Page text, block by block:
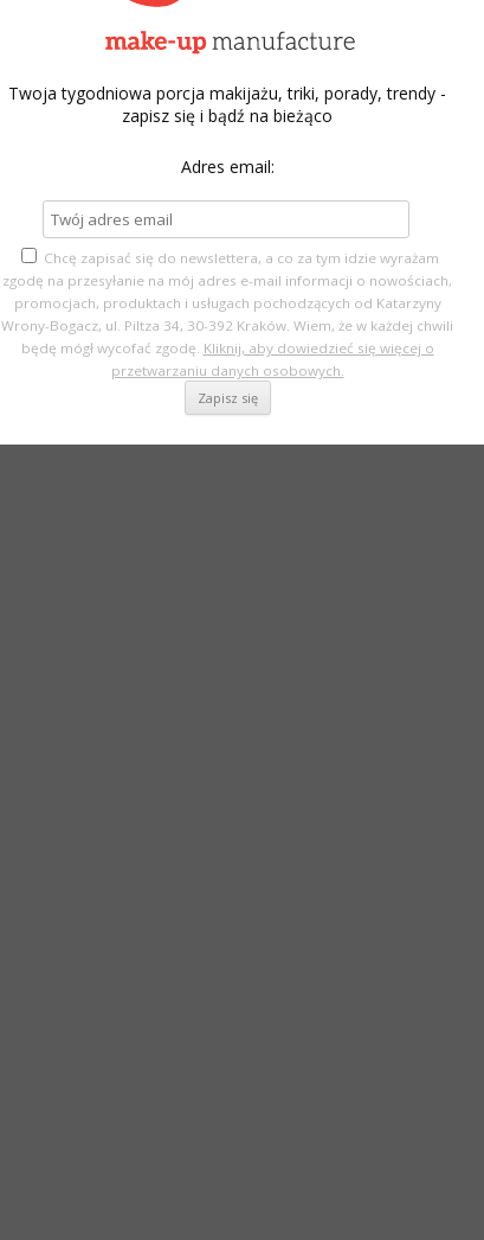
Twoja tygodniowa porcja makijażu, triki, porady, trendy -
zapisz się i bądź na bieżąco
Adres email:
Chcę zapisać się do newslettera, a co za tym idzie wyrażam
zgodę na przesyłanie na mój adres e-mail informacji o nowościach,
promocjach, produktach i usługach pochodzących od Katarzyny
Wrony-Bogacz, ul. Piltza 34, 30-392 Kraków. Wiem, że w każdej chwili
będę mógł wycofać zgodę. Kliknij, aby dowiedzieć się więcej o
przetwarzaniu danych osobowych.